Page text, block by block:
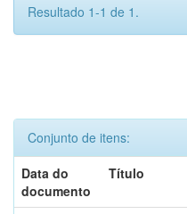
Resultado 1-1 de 1.
Conjunto de itens:
Data do
documento
Título